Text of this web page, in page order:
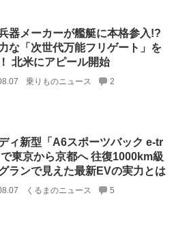
器メーカーが艦艇に本格参入!?
な「次世代万能フリゲート」を
北米にアピール開始
乗りものニュース 2
ィ新型「A6スポーツバック e-tr
東京から京都へ 往復1000km級
ランで見えた最新EVの実力とは
くるまのニュース 5